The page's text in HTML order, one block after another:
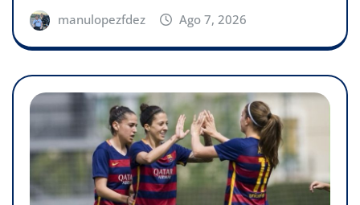
manulopezfdez Ago 7, 2026